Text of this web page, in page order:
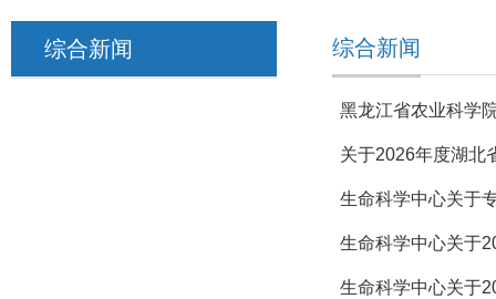
综合新闻 综合新闻
黑龙江省农业科学
关于2026年度湖北
生命科学中心关于
生命科学中心关于
生命科学中心关于